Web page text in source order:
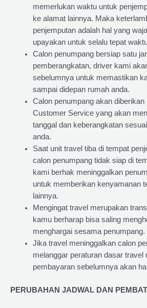
memerlukan waktu untuk
ke alamat lainnya. Maka
penjemputan adalah hal yang
upayakan untuk selalu tepat
Calon penumpang bersiap satu
pemberangkatan, driver kami
sebelumnya untuk memastikan
sampai didepan rumah anda.
Calon penumpang akan
Customer Service yang akan
tanggal dan keberangkatan
anda.
Saat unit travel tiba di tempat
calon penumpang tidak siap di
kami berhak meninggalkan
untuk memberikan kenyamanan
lainnya.
Mengingat travel merupakan
kamu berharap bisa saling
menghargai sesama penumpang.
Jika travel meninggalkan calon
melanggar peraturan dasar travel
pembayaran sebelumnya akan
PERUBAHAN JADWAL DAN